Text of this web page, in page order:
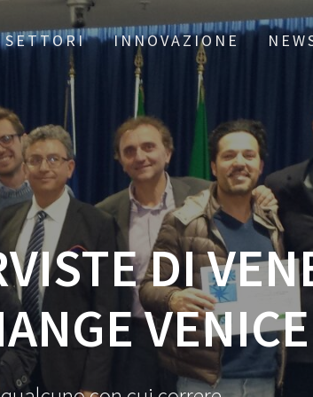
SETTORI INNOVAZIONE
DI
VENICE